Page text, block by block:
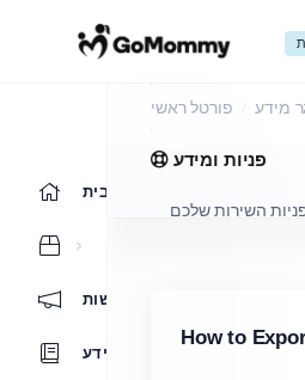
בית
הודעות וחדשות
מאגר מידע
מאגר מידע
פורטל ראשי מידע
פניות ומידע
השירות שלכם
How to